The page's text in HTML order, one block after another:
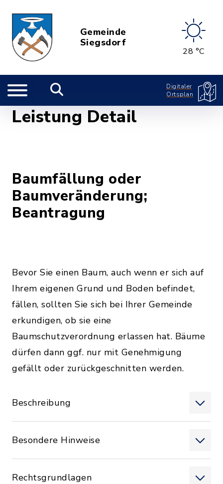
Gemeinde
Siegsdorf
28 °C
Digitaler
Ortsplan
Leistung Detail
Baumfällung oder
Baumveränderung;
Beantragung
Bevor Sie einen Baum, auch wenn er sich auf
Ihrem eigenen Grund und Boden befindet,
fällen, sollten Sie sich bei Ihrer Gemeinde
erkundigen, ob sie eine
Baumschutzverordnung erlassen hat. Bäume
dürfen dann ggf. nur mit Genehmigung
gefällt oder zurückgeschnitten werden.
Beschreibung
Besondere Hinweise
Rechtsgrundlagen